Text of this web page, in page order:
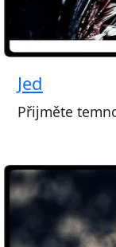
Jed
Přijměte